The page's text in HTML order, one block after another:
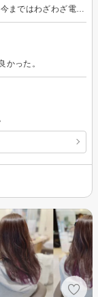
とても満足のいく仕上がりにしていただきました。 今まではわざわざ電車で都内まで通っていましたが、こちらのほうが価格も安く、徒歩圏内なので今後も利用したいと思います。
かった。